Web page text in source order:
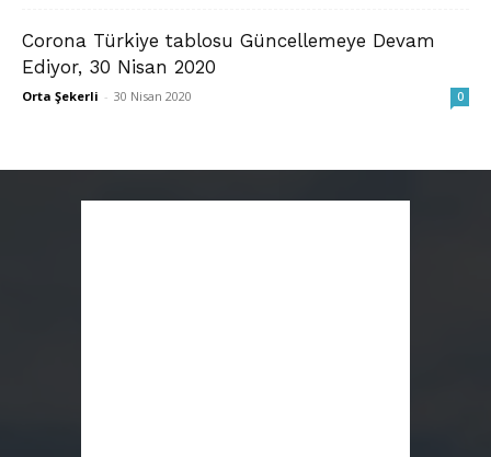
Corona Türkiye tablosu Güncellemeye Devam
Ediyor, 30 Nisan 2020
Orta Şekerli - 30 Nisan 2020 0